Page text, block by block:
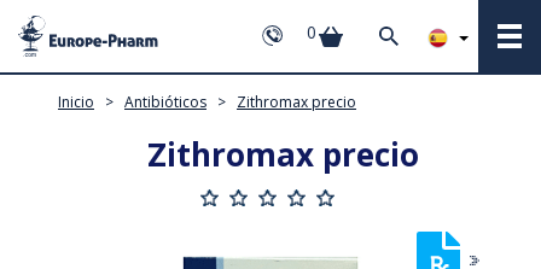
0
Inicio > Antibióticos > Zithromax precio
Zithromax precio